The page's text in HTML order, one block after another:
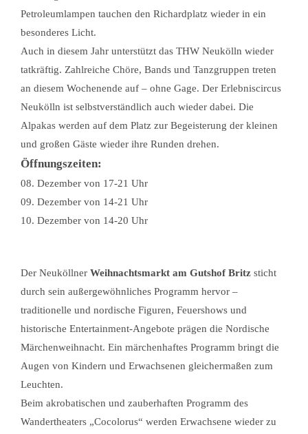
Petroleumlampen tauchen den Richardplatz wieder in ein
besonderes Licht.
Auch in diesem Jahr unterstützt das THW Neukölln wieder
tatkräftig. Zahlreiche Chöre, Bands und Tanzgruppen treten
an diesem Wochenende auf – ohne Gage. Der Erlebniscircus
Neukölln ist selbstverständlich auch wieder dabei. Die
Alpakas werden auf dem Platz zur Begeisterung der kleinen
und großen Gäste wieder ihre Runden drehen.
Öffnungszeiten:
08. Dezember von 17-21 Uhr
09. Dezember von 14-21 Uhr
10. Dezember von 14-20 Uhr
Der Neuköllner Weihnachtsmarkt am Gutshof Britz sticht
durch sein außergewöhnliches Programm hervor –
traditionelle und nordische Figuren, Feuershows und
historische Entertainment-Angebote prägen die Nordische
Märchenweihnacht. Ein märchenhaftes Programm bringt die
Augen von Kindern und Erwachsenen gleichermaßen zum
Leuchten.
Beim akrobatischen und zauberhaften Programm des
Wandertheaters „Cocolorus“ werden Erwachsene wieder zu